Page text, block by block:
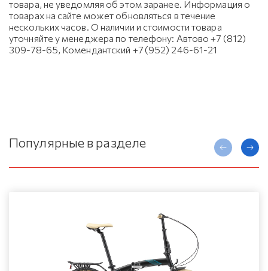
товара, не уведомляя об этом заранее. Информация о
товарах на сайте может обновляться в течение
нескольких часов. О наличии и стоимости товара
уточняйте у менеджера по телефону: Автово +7 (812)
309-78-65, Комендантский +7 (952) 246-61-21
Популярные в разделе